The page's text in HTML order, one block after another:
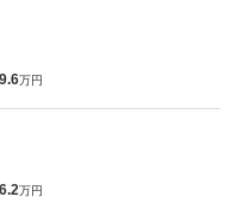
万円
万円